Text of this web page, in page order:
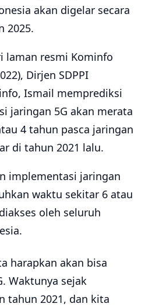
akan digelar secara
2025.
laman resmi Kominfo
Dirjen SDPPI
Ismail memprediksi
jaringan 5G akan merata
4 tahun pasca jaringan
di tahun 2021 lalu.
implementasi jaringan
waktu sekitar 6 atau
oleh seluruh
harapkan akan bisa
Waktunya sejak
tahun 2021, dan kita